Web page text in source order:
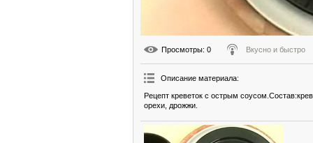
Просмотры: 0 Вкусно и быстро
Описание материала:
Рецепт креветок с острым
орехи, дрожжи.